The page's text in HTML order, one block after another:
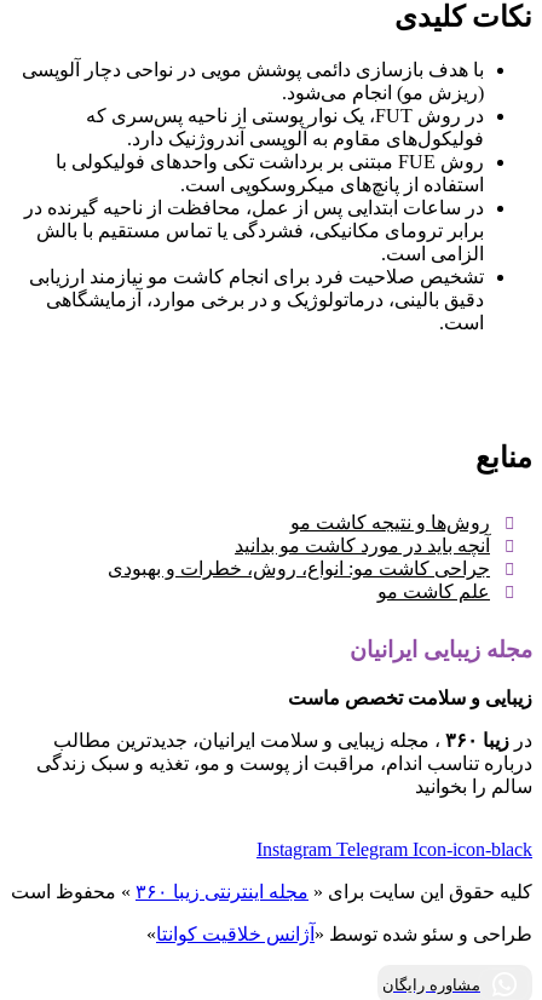
نکات کلیدی
با هدف بازسازی دائمی پوشش مویی در نواحی دچار آلوپسی
(ریزش مو) انجام می‌شود.
در روش FUT، یک نوار پوستی از ناحیه پس‌سری که
فولیکول‌های مقاوم به آلوپسی آندروژنیک دارد.
روش FUE مبتنی بر برداشت تکی واحدهای فولیکولی با
استفاده از پانچ‌های میکروسکوپی است.
در ساعات ابتدایی پس از عمل، محافظت از ناحیه گیرنده در
برابر ترومای مکانیکی، فشردگی یا تماس مستقیم با بالش
الزامی است.
تشخیص صلاحیت فرد برای انجام کاشت مو نیازمند ارزیابی
دقیق بالینی، درماتولوژیک و در برخی موارد، آزمایشگاهی
است.
منابع
روش‌ها و نتیجه کاشت مو
آنچه باید در مورد کاشت مو بدانید
جراحی کاشت مو: انواع، روش، خطرات و بهبودی
علم کاشت مو
مجله زیبایی ایرانیان
زیبایی و سلامت تخصص ماست
در زیبا ۳۶۰
، مجله زیبایی و سلامت ایرانیان، جدیدترین مطالب
درباره تناسب اندام، مراقبت از پوست و مو، تغذیه و سبک زندگی
سالم را بخوانید
Instagram Telegram Icon-icon-black
کلیه حقوق این سایت برای « مجله اینترنتی زیبا ۳۶۰ » محفوظ است
طراحی و سئو شده توسط « آژانس خلاقیت کوانتا»
مشاوره رایگان